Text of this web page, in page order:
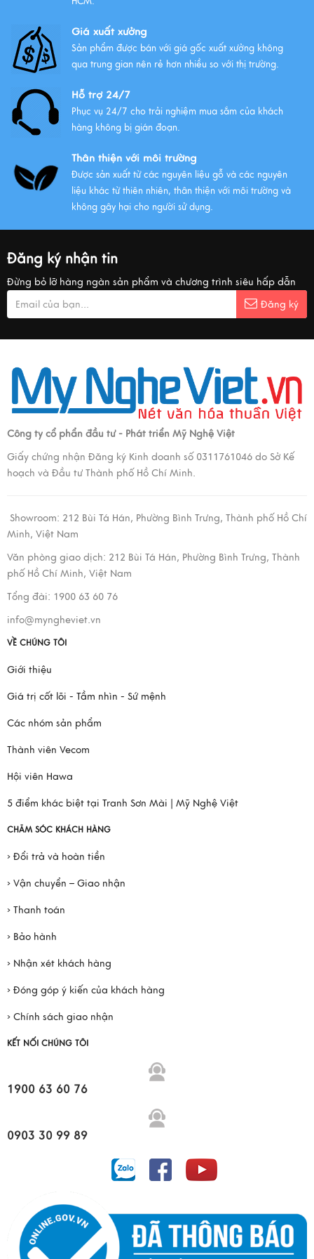
Giá xuất xưởng
Sản phẩm được bán với giá gốc xuất xưởng không
qua trung gian nên rẻ hơn nhiều so với thị trường.
Hỗ trợ 24/7
Phục vụ 24/7 cho trải nghiệm mua sắm của khách
hàng không bị gián đoạn.
Thân thiện với môi trường
Được sản xuất từ các nguyên liệu gỗ và các nguyên
liệu khác từ thiên nhiên, thân thiện với môi trường và
không gây hại cho người sử dụng.
Đăng ký nhận tin
Đừng bỏ lỡ hàng ngàn sản phẩm và chương trình siêu hấp dẫn
Đăng ký
Công ty cổ phẩn đầu tư - Phát triển Mỹ Nghệ Việt
Giấy chứng nhận Đăng ký Kinh doanh số 0311761046 do Sở Kế
hoạch và Đầu tư Thành phố Hồ Chí Minh.
Showroom: 212 Bùi Tá Hán, Phường Bình Trưng, Thành phố Hồ Chí
Minh, Việt Nam
Văn phòng giao dịch: 212 Bùi Tá Hán, Phường Bình Trưng, Thành
phố Hồ Chí Minh, Việt Nam
Tổng đài: 1900 63 60 76
info@myngheviet.vn
VỀ CHÚNG TÔI
Giới thiệu
Giá trị cốt lõi - Tầm nhìn - Sứ mệnh
Các nhóm sản phẩm
Thành viên Vecom
Hội viên Hawa
5 điểm khác biệt tại Tranh Sơn Mài | Mỹ Nghệ Việt
CHĂM SÓC KHÁCH HÀNG
› Đổi trả và hoàn tiền
› Vận chuyển – Giao nhận
› Thanh toán
› Bảo hành
› Nhận xét khách hàng
› Đóng góp ý kiến của khách hàng
› Chính sách giao nhận
KẾT NỐI CHÚNG TÔI
1900 63 60 76
0903 30 99 89